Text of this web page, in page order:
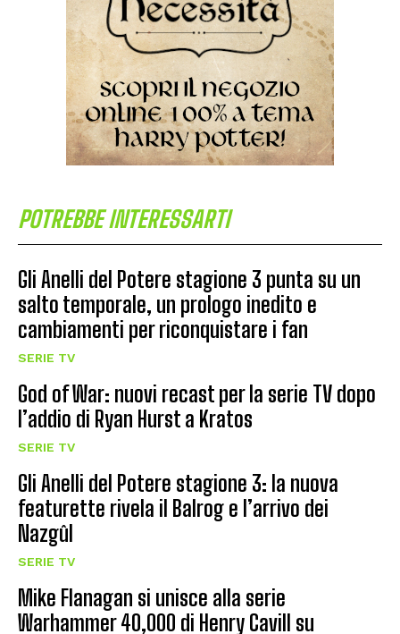
POTREBBE INTERESSARTI
Gli Anelli del Potere stagione 3 punta su un
salto temporale, un prologo inedito e
cambiamenti per riconquistare i fan
SERIE TV
God of War: nuovi recast per la serie TV dopo
l’addio di Ryan Hurst a Kratos
SERIE TV
Gli Anelli del Potere stagione 3: la nuova
featurette rivela il Balrog e l’arrivo dei
Nazgûl
SERIE TV
Mike Flanagan si unisce alla serie
Warhammer 40,000 di Henry Cavill su